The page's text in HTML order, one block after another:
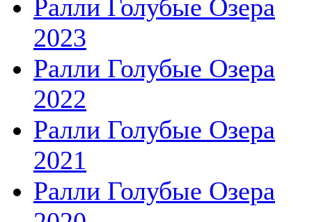
Ралли Голубые Озера
2023
Ралли Голубые Озера
2022
Ралли Голубые Озера
2021
Ралли Голубые Озера